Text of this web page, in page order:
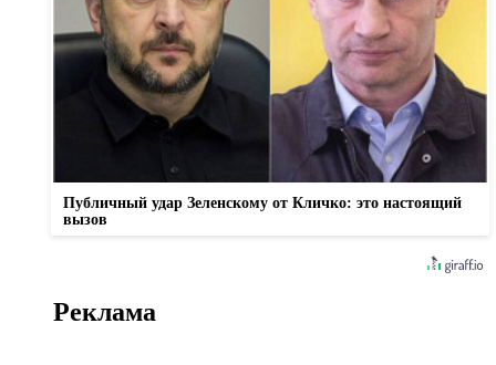
Публичный удар Зеленскому от Кличко: это настоящий
вызов
Реклама